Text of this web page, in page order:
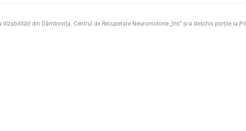
din Dâmbovița. Centrul de Recuperare Neuromotorie „Iris” și-a deschis porțile la